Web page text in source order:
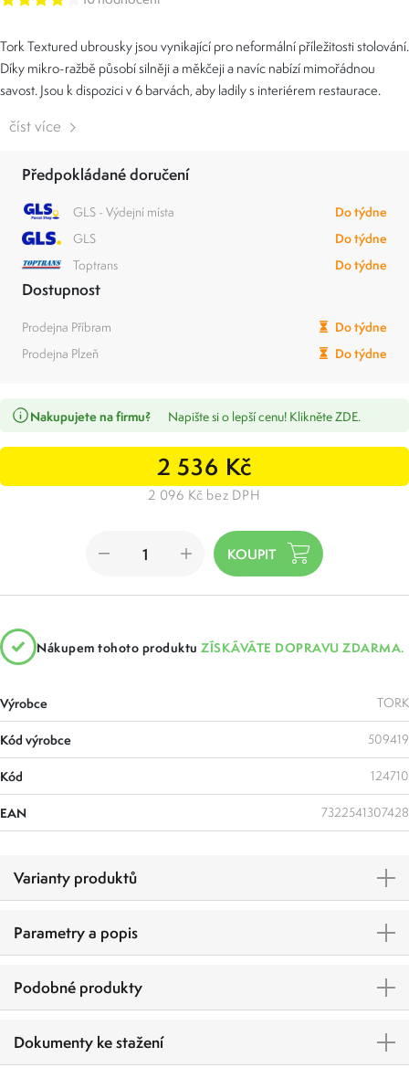
​​​​​​​​​Tork Textured ubrousky jsou vynikající pro neformální příležitosti stolování.
Díky mikro-ražbě působí silněji a měkčeji a navíc nabízí mimořádnou
savost. Jsou k dispozici v 6 barvách, aby ladily s interiérem restaurace.
číst více
Předpokládané doručení
GLS - Výdejní místa
Do týdne
GLS
Do týdne
Toptrans
Do týdne
Dostupnost
Prodejna Příbram
Do týdne
Prodejna Plzeň
Do týdne
Nakupujete na firmu? Napište si o lepší cenu! Klikněte ZDE.
2 536 Kč
2 096 Kč bez DPH
Nákupem tohoto produktu ZÍSKÁVÁTE DOPRAVU ZDARMA.
Výrobce TORK
Kód výrobce 509419
Kód 124710
EAN 7322541307428
Varianty produktů
Parametry a popis
Podobné produkty
Dokumenty ke stažení